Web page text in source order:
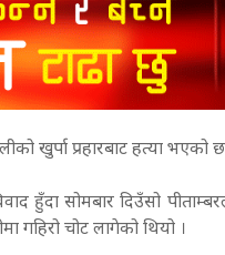
खुर्पा प्रहारबाट हत्या भएको
हुँदा सोमबार दिउँसो
गहिरो चोट लागेको थियो ।